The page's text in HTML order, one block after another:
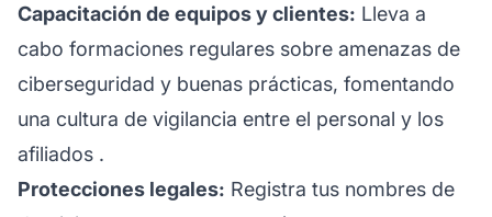
Capacitación de equipos y clientes: Lleva a
cabo formaciones regulares sobre amenazas de
ciberseguridad y buenas prácticas, fomentando
una cultura de vigilancia entre el personal y los
afiliados .
Protecciones legales: Registra tus nombres de